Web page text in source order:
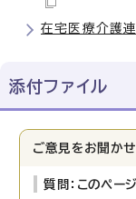
在宅医療介護連
添付ファイル
ご意見をお聞か
質問：このペー